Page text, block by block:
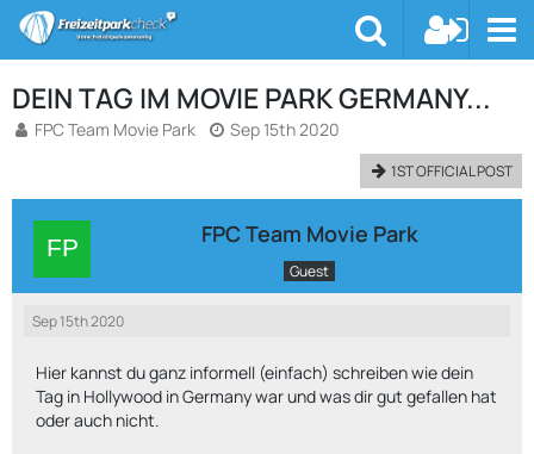
DEIN TAG IM MOVIE PARK GERMANY...
FPC Team Movie Park Sep 15th 2020
1ST OFFICIAL POST
FPC Team Movie Park
Guest
Sep 15th 2020
Hier kannst du ganz informell (einfach) schreiben wie dein
Tag in Hollywood in Germany war und was dir gut gefallen hat
oder auch nicht.